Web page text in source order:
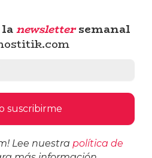
lanewslettersemanal
Lee nuestra política de